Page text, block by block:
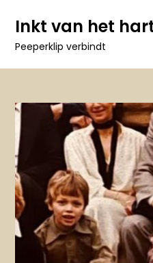
inhoud
Inkt van het
Peeperklip verbindt